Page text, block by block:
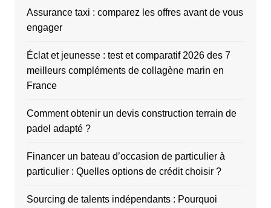
Assurance taxi : comparez les offres avant de vous
engager
Éclat et jeunesse : test et comparatif 2026 des 7
meilleurs compléments de collagène marin en
France
Comment obtenir un devis construction terrain de
padel adapté ?
Financer un bateau d’occasion de particulier à
particulier : Quelles options de crédit choisir ?
Sourcing de talents indépendants : Pourquoi